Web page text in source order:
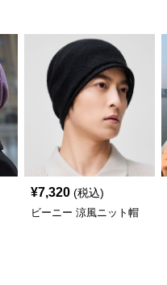
¥7,320 (税込)
ビーニー 涼風ニット帽